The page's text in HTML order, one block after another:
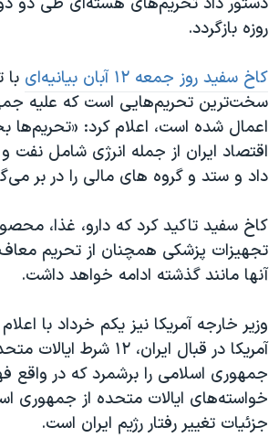
روزه بازگردد.
کاخ سفید روز جمعه ۱۲ آبان بیانیه‌ای
با
سخت‌ترین تحریم‌هایی است که علیه
اعمال شده است، اعلام کرد: «تحریم‌ها
اقتصاد ایران از جمله انرژی شامل نفت
داد و ستد و گروه های مالی را در بر
کاخ سفید تاکید کرد که دارو، غذا،
تجهیزات پزشکی همچنان از تحریم
آنها مانند گذشته ادامه خواهد داشت.
وزیر خارجه آمریکا نیز یکم خرداد با
آمریکا در قبال ایران، ۱۲
جمهوری اسلامی را برشمرد که در واقع
خواسته‌های ایالات متحده از جمهوری
جزئیات تغییر رفتار رژیم ایران است.